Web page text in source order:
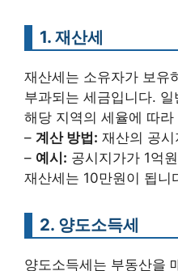
1. 재산세
재산세는 소유자가 보유
부과되는 세금입니다.
해당 지역의 세율에 따라
– 계산 방법: 재산의 공
– 예시: 공시지가가 1억
재산세는 10만원이 됩니
2. 양도소득세
양도소득세는 부동산을